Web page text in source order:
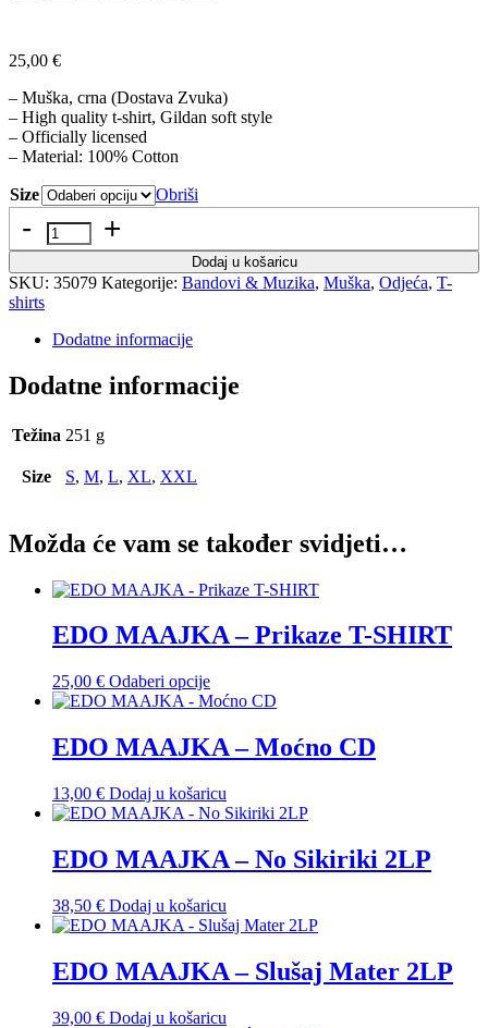
25,00 €
– Muška, crna (Dostava Zvuka)
– High quality t-shirt, Gildan soft style
– Officially licensed
– Material: 100% Cotton
Size
Obriši
Dodaj u košaricu
SKU: 35079 Kategorije: Bandovi & Muzika, Muška, Odjeća, T-
shirts
Dodatne informacije
Dodatne informacije
Težina 251 g
Size S, M, L, XL, XXL
Možda će vam se također svidjeti…
EDO MAAJKA – Prikaze T-SHIRT
25,00 € Odaberi opcijeOvaj
proizvod
više
varijanti.
se
mogu
na
stranici
EDO MAAJKA – Moćno CD
13,00 € Dodaj u košaricu
EDO MAAJKA – No Sikiriki 2LP
38,50 € Dodaj u košaricu
EDO MAAJKA – Slušaj Mater 2LP
39,00 € Dodaj u košaricu